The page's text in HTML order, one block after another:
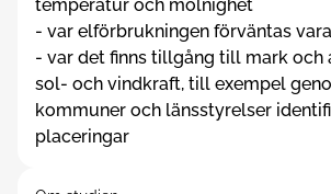
temperatur och molnighet
- var elförbrukningen förväntas
- var det finns tillgång till mark och
sol- och vindkraft, till exempel
kommuner och länsstyrelser
placeringar